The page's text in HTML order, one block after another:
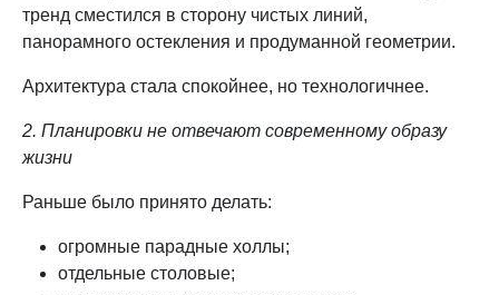
тренд сместился в сторону чистых линий,
панорамного остекления и продуманной геометрии.
Архитектура стала спокойнее, но технологичнее.
2. Планировки не отвечают современному образу
жизни
Раньше было принято делать:
огромные парадные холлы;
отдельные столовые;